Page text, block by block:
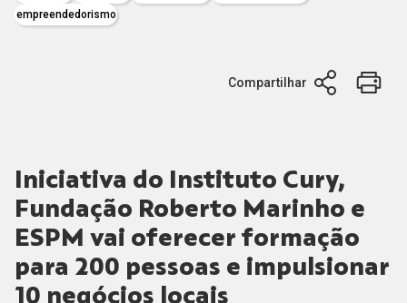
empreendedorismo
Compartilhar
Iniciativa do Instituto Cury,
Fundação Roberto Marinho e
ESPM vai oferecer formação
para 200 pessoas e impulsionar
10 negócios locais